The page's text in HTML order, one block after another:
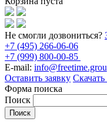
Не смогли дозвониться?
+7 (495) 266-06-06
+7 (999) 800-00-85
E-mail:
Оставить заявку
Форма поиска
Поиск